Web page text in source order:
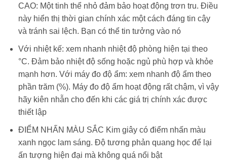
CAO: Một tinh thể nhỏ đảm bảo hoạt động trơn tru. Điều
này hiển thị thời gian chính xác một cách đáng tin cậy
và tránh sai lệch. Bạn có thể tin tưởng vào nó
Với nhiệt kế: xem nhanh nhiệt độ phòng hiện tại theo
°C. Đảm bảo nhiệt độ sống hoặc ngủ phù hợp và khỏe
mạnh hơn. Với máy đo độ ẩm: xem nhanh độ ẩm theo
phần trăm (%). Máy đo độ ẩm hoạt động rất chậm, vì vậy
hãy kiên nhẫn cho đến khi các giá trị chính xác được
thiết lập
ĐIỂM NHẤN MÀU SẮC Kim giây có điểm nhấn màu
xanh ngọc lam sáng. Độ tương phản quang học để lại
ấn tượng hiện đại mà không quá nổi bật